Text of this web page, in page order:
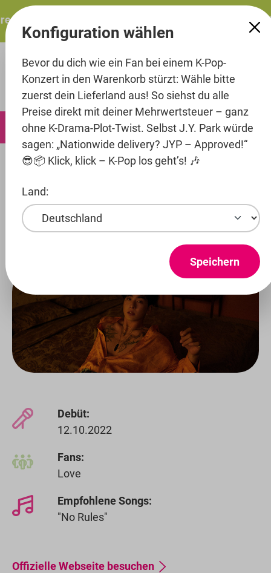
springen
ITZY – ITZY 3RD WORLD TOUR “TUNNEL
0
Artists Pledis Entertainment Baekho
Produkte ansehen
Debüt:
12.10.2022
Fans:
Love
Empfohlene Songs:
"No Rules"
Offizielle Webseite besuchen
Konfiguration wählen
Bevor du dich wie ein Fan bei einem K-Pop-
Konzert in den Warenkorb stürzt: Wähle bitte
zuerst dein Lieferland aus! So siehst du alle
Preise direkt mit deiner Mehrwertsteuer – ganz
ohne K-Drama-Plot-Twist. Selbst J.Y. Park würde
sagen: „Nationwide delivery? JYP – Approved!“
😎📦 Klick, klick – K-Pop los geht’s! 🎶
Land:
Speichern